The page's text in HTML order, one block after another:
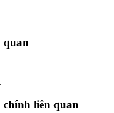
quan
liên quan